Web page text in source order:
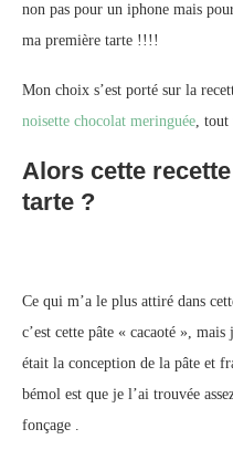
non pas pour un iphone mais
ma première tarte !!!!
Mon choix s’est porté sur la
noisette chocolat meringuée, tout
Alors cette recette
tarte ?
Ce qui m’a le plus attiré dans
c’est cette pâte « cacaoté »,
était la conception de la pâte et
bémol est que je l’ai trouvée
fonçage .